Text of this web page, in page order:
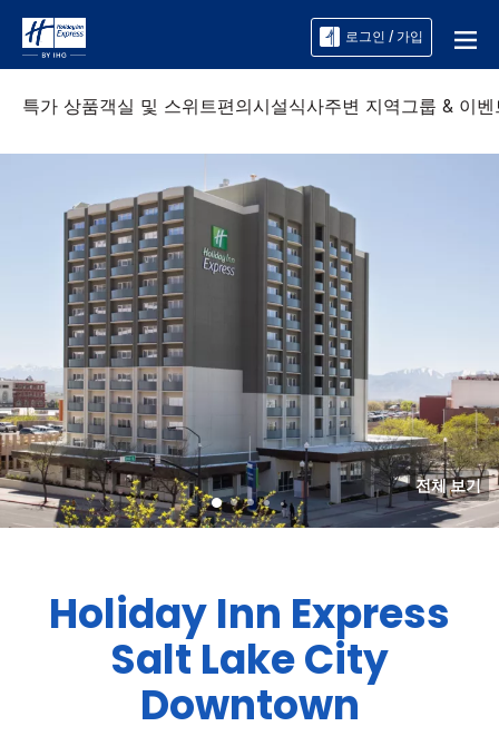
로그인 / 가입
특가 상품객실 및 스위트편의시설식사주변 지역그룹 & 이벤
전체 보기
Holiday Inn Express
Salt Lake City
Downtown